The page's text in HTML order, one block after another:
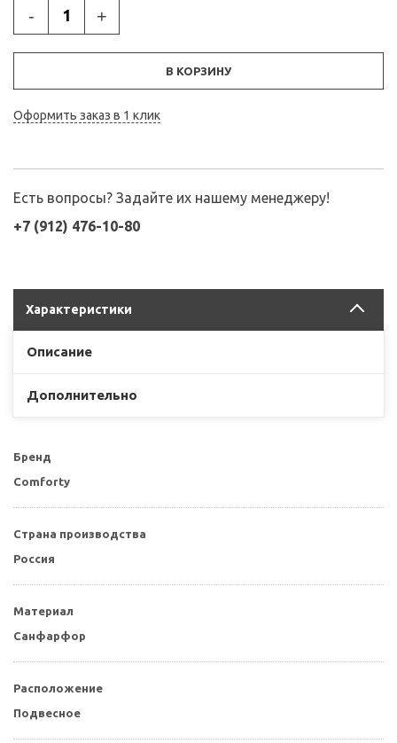
- +
В КОРЗИНУ
Оформить заказ в 1 клик
Есть вопросы? Задайте их нашему менеджеру!
+7 (912) 476-10-80
Характеристики
Описание
Дополнительно
Бренд
Comforty
Страна производства
Россия
Материал
Санфарфор
Расположение
Подвесное